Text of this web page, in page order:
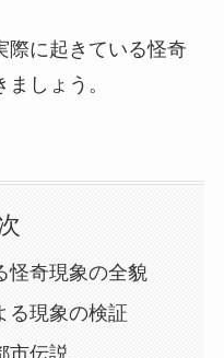
際に起きている怪奇
しょう。
怪奇現象の全貌
る現象の検証
市伝説